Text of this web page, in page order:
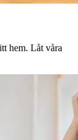
hem. Låt våra